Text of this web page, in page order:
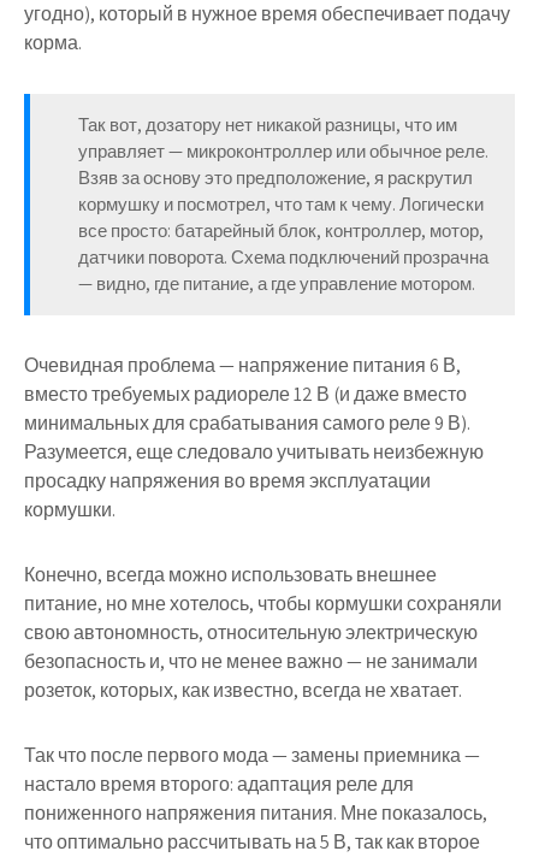
угодно), который в нужное время обеспечивает подачу
корма.
Так вот, дозатору нет никакой разницы, что им
управляет — микроконтроллер или обычное реле.
Взяв за основу это предположение, я раскрутил
кормушку и посмотрел, что там к чему. Логически
все просто: батарейный блок, контроллер, мотор,
датчики поворота. Схема подключений прозрачна
— видно, где питание, а где управление мотором.
Очевидная проблема — напряжение питания 6 В,
вместо требуемых радиореле 12 В (и даже вместо
минимальных для срабатывания самого реле 9 В).
Разумеется, еще следовало учитывать неизбежную
просадку напряжения во время эксплуатации
кормушки.
Конечно, всегда можно использовать внешнее
питание, но мне хотелось, чтобы кормушки сохраняли
свою автономность, относительную электрическую
безопасность и, что не менее важно — не занимали
розеток, которых, как известно, всегда не хватает.
Так что после первого мода — замены приемника —
настало время второго: адаптация реле для
пониженного напряжения питания. Мне показалось,
что оптимально рассчитывать на 5 В, так как второе